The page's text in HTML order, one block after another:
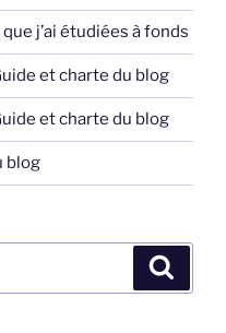
j’ai étudiées à fonds
et charte du blog
et charte du blog
blog